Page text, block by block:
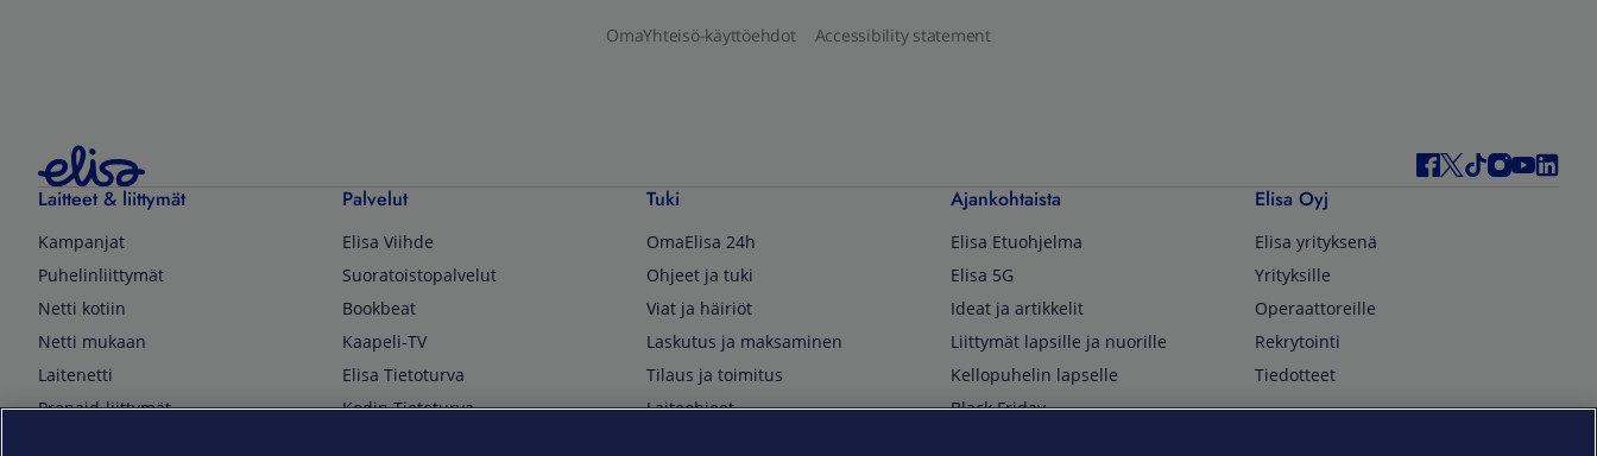
OmaYhteisö-käyttöehdot Accessibility statement
Laitteet & liittymät
Kampanjat
Puhelinliittymät
Netti kotiin
Netti mukaan
Laitenetti
Prepaid-liittymät
Palvelut
Elisa Viihde
Suoratoistopalvelut
Bookbeat
Kaapeli-TV
Elisa Tietoturva
Kodin Tietoturva
Tuki
OmaElisa 24h
Ohjeet ja tuki
Viat ja häiriöt
Laskutus ja maksaminen
Tilaus ja toimitus
Laiteohjeet
Ajankohtaista
Elisa Etuohjelma
Elisa 5G
Ideat ja artikkelit
Liittymät lapsille ja nuorille
Kellopuhelin lapselle
Black Friday
Elisa Oyj
Elisa yrityksenä
Yrityksille
Operaattoreille
Rekrytointi
Tiedotteet